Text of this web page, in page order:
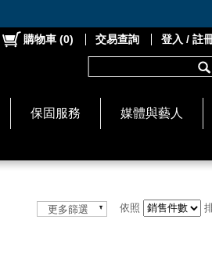
保固服務 媒體與藝人
購物車 (0) 交易查詢 登入 / 註
更多篩選 依照